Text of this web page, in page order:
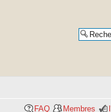
FAQ Membres